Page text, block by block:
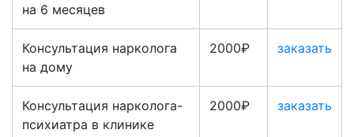
на 6 месяцев
Консультация нарколога
на дому
2000₽ заказать
Консультация нарколога-
психиатра в клинике
2000₽ заказать